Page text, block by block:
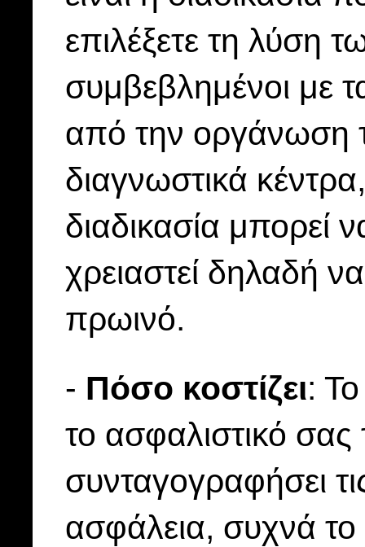
επιλέξετε τη λύση
συμβεβλημένοι με
από την οργάνωση
διαγνωστικά
διαδικασία μπορεί
χρειαστεί δηλαδή
πρωινό.
- Πόσο κοστίζει:
το ασφαλιστικό σας
συνταγογραφήσει
ασφάλεια, συχνά